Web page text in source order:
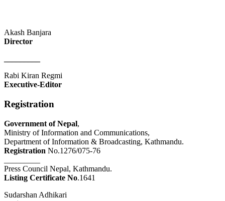
Akash Banjara
Director
Rabi Kiran Regmi
Executive-Editor
Registration
Government of Nepal,
Ministry of Information and Communications,
Department of Information & Broadcasting, Kathmandu.
Registration No.1276/075-76
Press Council Nepal, Kathmandu.
Listing Certificate No.1641
Sudarshan Adhikari